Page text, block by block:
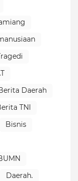
Daerah
TNI
Bisnis
Daerah.